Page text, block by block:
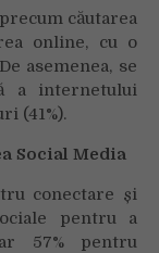
căutarea
online, cu o
asemenea, se
a internetului
(41%).
Social Media
conectare și
pentru a
57% pentru